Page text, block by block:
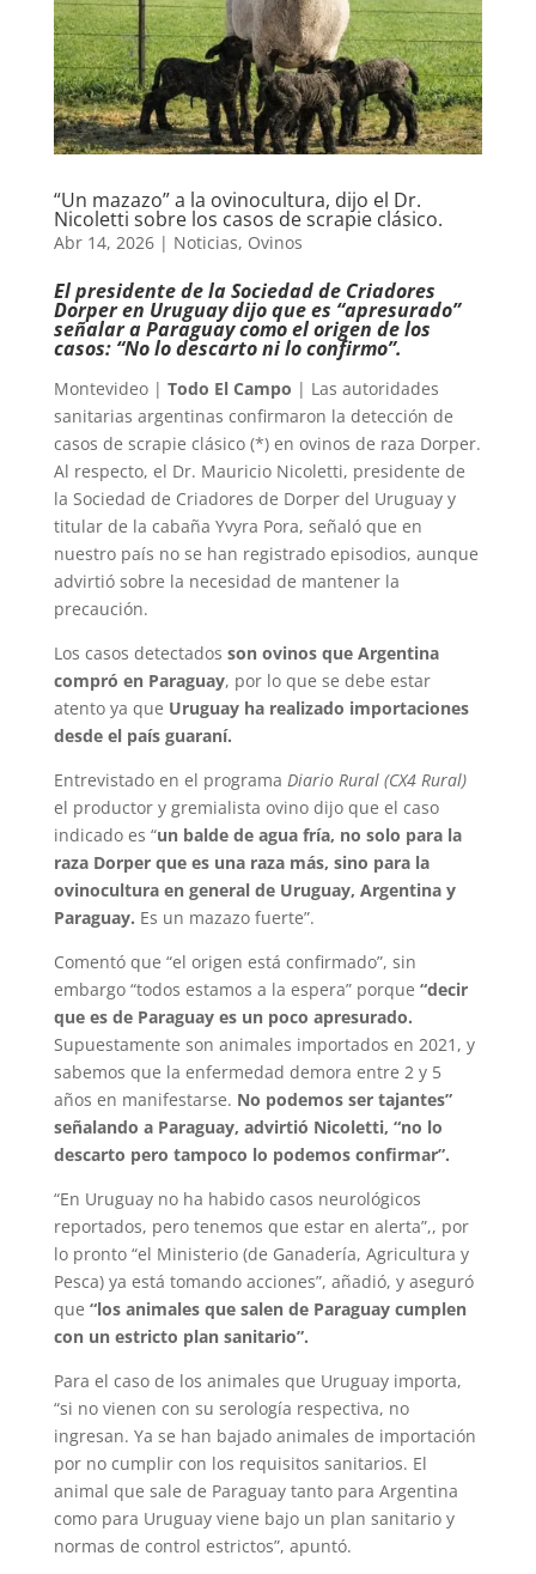
“Un mazazo” a la ovinocultura, dijo el Dr.
Nicoletti sobre los casos de scrapie clásico.
Abr 14, 2026| Noticias, Ovinos
El presidente de la Sociedad de Criadores
Dorper en Uruguay dijo que es “apresurado”
señalar a Paraguay como el origen de los
casos: “No lo descarto ni lo confirmo”.
Montevideo | Todo El Campo | Las autoridades
sanitarias argentinas confirmaron la detección de
casos de scrapie clásico (*) en ovinos de raza Dorper.
Al respecto, el Dr. Mauricio Nicoletti, presidente de
la Sociedad de Criadores de Dorper del Uruguay y
titular de la cabaña Yvyra Pora, señaló que en
nuestro país no se han registrado episodios, aunque
advirtió sobre la necesidad de mantener la
precaución.
Los casos detectados son ovinos que Argentina
compró en Paraguay, por lo que se debe estar
atento ya que Uruguay ha realizado importaciones
desde el país guaraní.
Entrevistado en el programa Diario Rural (CX4 Rural)
el productor y gremialista ovino dijo que el caso
indicado es “un balde de agua fría, no solo para la
raza Dorper que es una raza más, sino para la
ovinocultura en general de Uruguay, Argentina y
Paraguay. Es un mazazo fuerte”.
Comentó que “el origen está confirmado”, sin
embargo “todos estamos a la espera” porque “decir
que es de Paraguay es un poco apresurado.
Supuestamente son animales importados en 2021, y
sabemos que la enfermedad demora entre 2 y 5
años en manifestarse. No podemos ser tajantes”
señalando a Paraguay, advirtió Nicoletti, “no lo
descarto pero tampoco lo podemos confirmar”.
“En Uruguay no ha habido casos neurológicos
reportados, pero tenemos que estar en alerta”,, por
lo pronto “el Ministerio (de Ganadería, Agricultura y
Pesca) ya está tomando acciones”, añadió, y aseguró
que “los animales que salen de Paraguay cumplen
con un estricto plan sanitario”.
Para el caso de los animales que Uruguay importa,
“si no vienen con su serología respectiva, no
ingresan. Ya se han bajado animales de importación
por no cumplir con los requisitos sanitarios. El
animal que sale de Paraguay tanto para Argentina
como para Uruguay viene bajo un plan sanitario y
normas de control estrictos”, apuntó.